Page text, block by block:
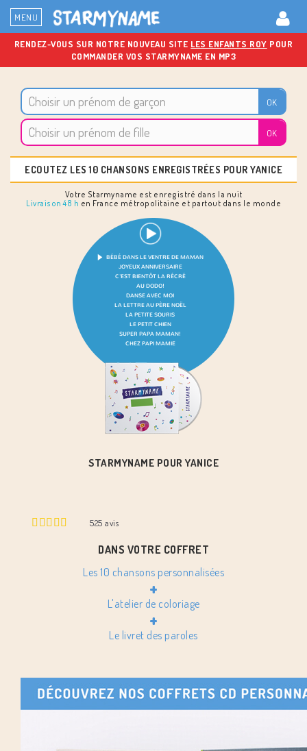
MENU
RENDEZ-VOUS SUR NOTRE NOUVEAU SITE LES ENFANTS ROY POUR
COMMANDER VOS STARMYNAME EN MP3
ECOUTEZ LES 10 CHANSONS ENREGISTRÉES POUR YANICE
Votre Starmyname est enregistré dans la nuit
Livraison 48 h en France métropolitaine et partout dans le monde
STARMYNAME POUR YANICE
525avis
DANS VOTRE COFFRET
Les 10 chansons personnalisées
+
L'atelier de coloriage
+
Le livret des paroles